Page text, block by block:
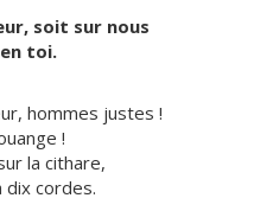
soit sur nous
toi.
hommes justes !
!
la cithare,
dix cordes.